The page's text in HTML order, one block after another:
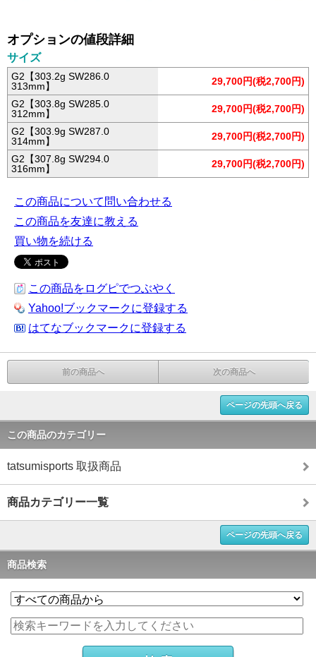
オプションの値段詳細
サイズ
G2【303.2g SW286.0
313mm】
29,700円(税2,700円)
G2【303.8g SW285.0
312mm】
29,700円(税2,700円)
G2【303.9g SW287.0
314mm】
29,700円(税2,700円)
G2【307.8g SW294.0
316mm】
29,700円(税2,700円)
この商品について問い合わせる
この商品を友達に教える
買い物を続ける
この商品をログピでつぶやく
Yahoo!ブックマークに登録する
はてなブックマークに登録する
前の商品へ 次の商品へ
ページの先頭へ戻る
この商品のカテゴリー
tatsumisports 取扱商品
商品カテゴリー一覧
ページの先頭へ戻る
商品検索